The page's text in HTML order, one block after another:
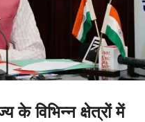
के विभिन्न क्षेत्रों में